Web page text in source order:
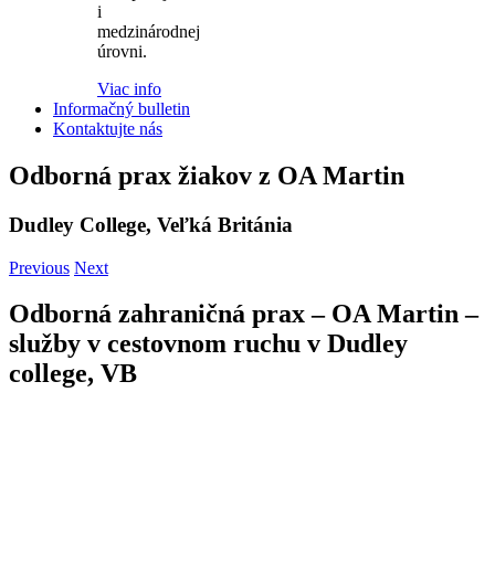
i
medzinárodnej
úrovni.
Viac info
Informačný bulletin
Kontaktujte nás
Odborná prax žiakov z OA Martin
Dudley College, Veľká Británia
Previous Next
Odborná zahraničná prax – OA Martin –
služby v cestovnom ruchu v Dudley
college, VB